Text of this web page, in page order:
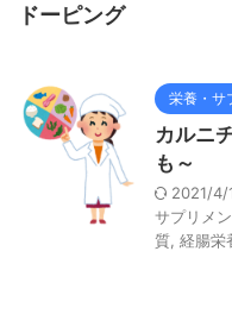
ドーピング
栄養・サ
カルニ
も～
2021/4/
サプリメ
質 経腸栄